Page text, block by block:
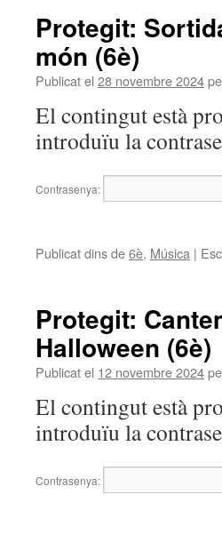
Protegit:
món (6è)
Publicat el 28 novembre 2024
El contingut està
introduïu la
Contrasenya:
Publicat dins de6è, Música |
Protegit:
Halloween (6è)
Publicat el 12 novembre 2024
El contingut està
introduïu la
Contrasenya: